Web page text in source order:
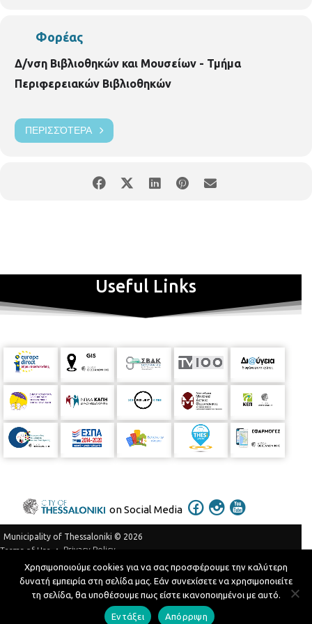
Φορέας
Δ/νση Βιβλιοθηκών και Μουσείων - Τμήμα
Περιφερειακών Βιβλιοθηκών
ΠΕΡΙΣΣΌΤΕΡΑ
Useful Links
on Social Media
Municipality of Thessaloniki © 2026
Terms of Use
Privacy Policy
Telephone Catalog
Developed byMyCompany Projects
Χρησιμοποιούμε cookies για να σας προσφέρουμε την καλύτερη
δυνατή εμπειρία στη σελίδα μας. Εάν συνεχίσετε να χρησιμοποιείτε
τη σελίδα, θα υποθέσουμε πως είστε ικανοποιημένοι με αυτό.
Εντάξει Απόρριψη